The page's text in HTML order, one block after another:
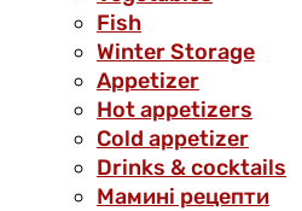
Fish
Winter Storage
Аppetizer
Hot appetizers
Cold appetizer
Drinks & cocktails
Мамині рецепти